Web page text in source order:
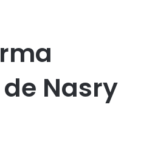
Nasry